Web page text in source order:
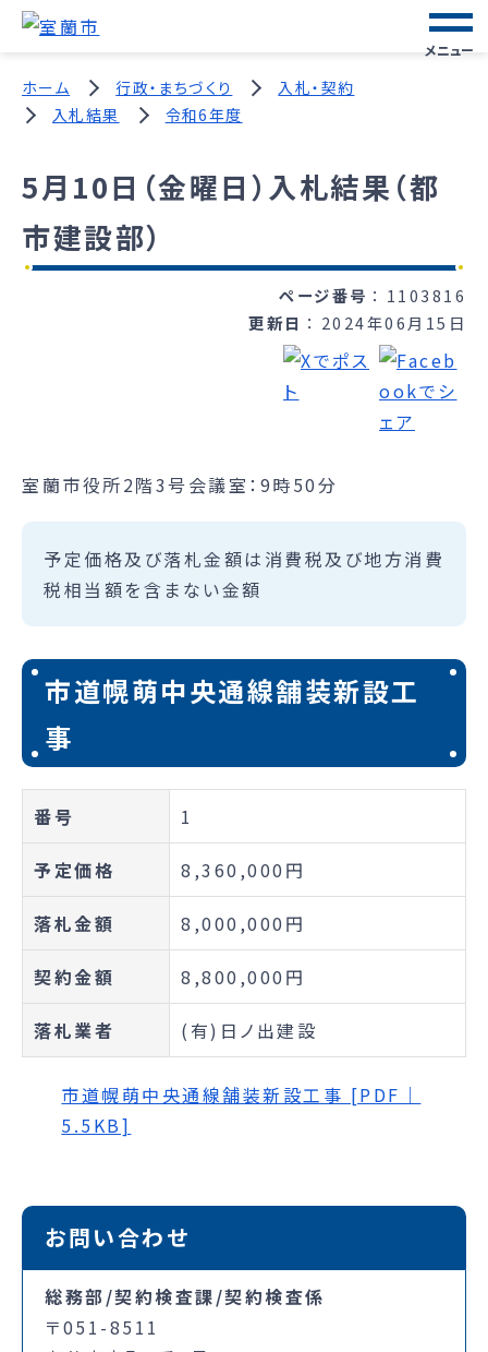
メニュー
ホーム 行政・まちづくり
入札・契約
入札結果
令和6年度
5月10日（金曜日）入札結果（都
市建設部）
ページ番号
1103816
更新日
2024年06月15日
室蘭市役所2階3号会議室：9時50分
予定価格及び落札金額は消費税及び地方消費
税相当額を含まない金額
市道幌萌中央通線舗装新設工
事
番号 1
予定価格 8,360,000円
落札金額 8,000,000円
契約金額 8,800,000円
落札業者 (有)日ノ出建設
市道幌萌中央通線舗装新設工事 [PDF｜
5.5KB]
お問い合わせ
総務部/契約検査課/契約検査係
〒051-8511